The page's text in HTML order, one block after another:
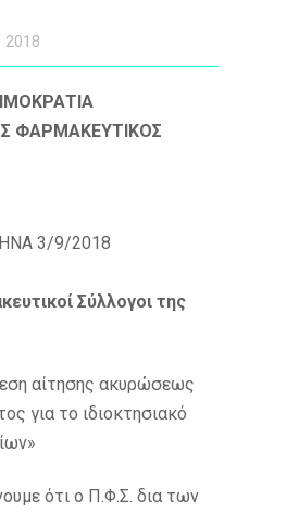
2018
ΦΑΡΜΑΚΕΥΤΙΚΟΣ
3/9/2018
Σύλλογοι της
αίτησης ακυρώσεως
για το ιδιοκτησιακό
ότι ο Π.Φ.Σ. δια των